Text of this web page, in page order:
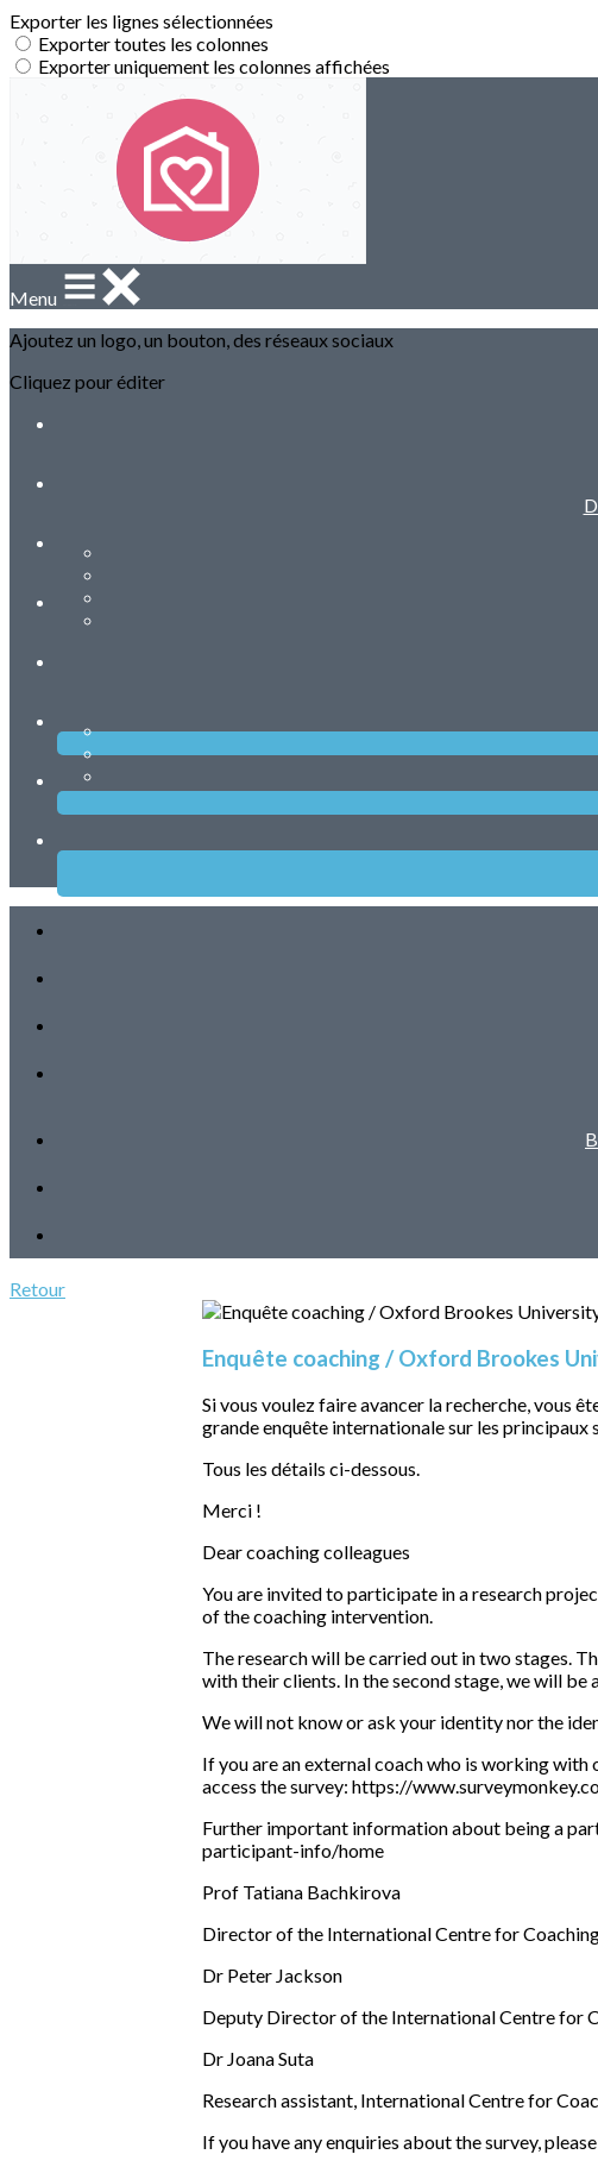
Exporter les lignes sélectionnées
Exporter toutes les colonnes
Exporter uniquement les colonnes affichées
Menu
Ajoutez un logo, un bouton, des réseaux sociaux
Cliquez pour éditer
Retour
Enquête coaching / Oxford Brookes
Si vous voulez faire avancer la recherche, vous
grande enquête internationale sur les principaux
Tous les détails ci-dessous.
Merci !
Dear coaching colleagues
You are invited to participate in a research
of the coaching intervention.
The research will be carried out in two stages.
with their clients. In the second stage, we will
We will not know or ask your identity nor the
If you are an external coach who is working
access the survey: https://
Further important information about being a
participant-info/home
Prof Tatiana Bachkirova
Director of the International Centre for
Dr Peter Jackson
Deputy Director of the International Centre for
Dr Joana Suta
Research assistant, International Centre for
If you have any enquiries about the survey,